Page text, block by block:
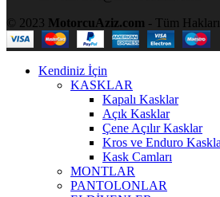
© 2023 MotorcuAziz.com - Tüm
Kendiniz İçin
KASKLAR
Kapalı Kasklar
Açık Kasklar
Çene Açılır Kasklar
Kros ve Enduro
Kask Camları
MONTLAR
PANTOLONLAR